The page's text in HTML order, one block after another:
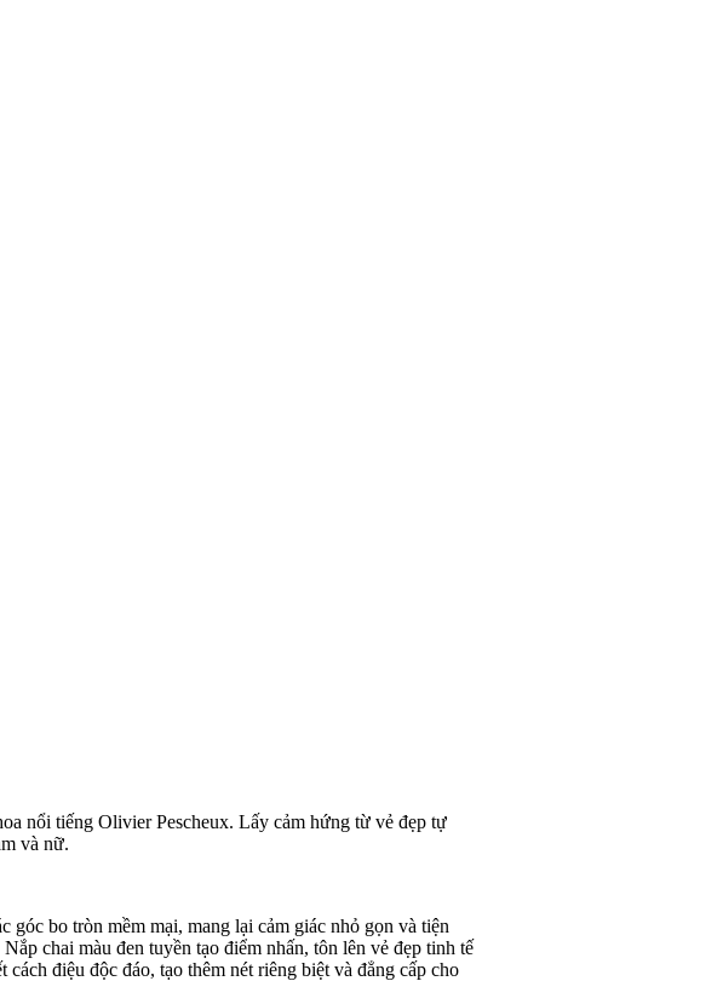
nổi tiếng Olivier Pescheux. Lấy cảm hứng từ vẻ đẹp tự
và nữ.
bo tròn mềm mại, mang lại cảm giác nhỏ gọn và tiện
chai màu đen tuyền tạo điểm nhấn, tôn lên vẻ đẹp tinh tế
điệu độc đáo, tạo thêm nét riêng biệt và đẳng cấp cho